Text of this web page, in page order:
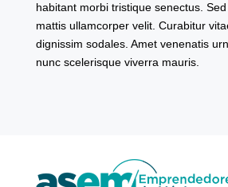
habitant morbi tristique senectus.
mattis ullamcorper velit. Curabitur
dignissim sodales. Amet venenatis
nunc scelerisque viverra mauris.